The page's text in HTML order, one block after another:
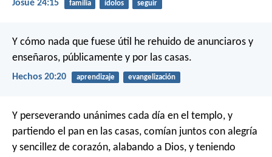
Josué 24:15 familia ídolos seguir
Y cómo nada que fuese útil he rehuido de anunciaros y
enseñaros, públicamente y por las casas.
Hechos 20:20 aprendizaje evangelización
Y perseverando unánimes cada día en el templo, y
partiendo el pan en las casas, comían juntos con alegría
y sencillez de corazón, alabando a Dios, y teniendo